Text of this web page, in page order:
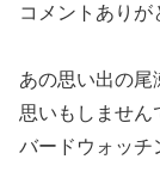
コメントありが
あの思い出の尾
思いもしません
バードウォッチ